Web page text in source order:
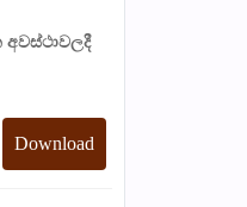
Download